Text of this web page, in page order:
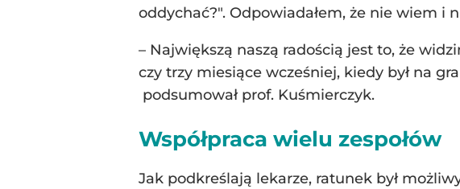
oddychać?". Odpowiadałem, że nie wiem i
– Największą naszą radością jest to, że
czy trzy miesiące wcześniej, kiedy był na
podsumował prof. Kuśmierczyk.
Współpraca wielu zespołów
Jak podkreślają lekarze, ratunek był